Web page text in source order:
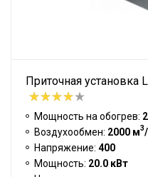
Приточная установка
Мощность на обогрев:
Воздухообмен: 2000 м3
Напряжение: 400
Мощность: 20.0 кВт